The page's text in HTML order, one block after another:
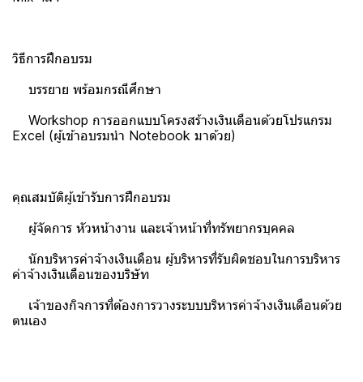
วิธีการฝึกอบรม
บรรยาย พร้อมกรณีศึกษา
Workshop การออกแบบโครงสร้างเงินเดือนด้วยโปรแกรม
Excel (ผู้เข้าอบรมนำ Notebook มาด้วย)
คุณสมบัติผู้เข้ารับการฝึกอบรม
ผู้จัดการ หัวหน้างาน และเจ้าหน้าที่ทรัพยากรบุคคล
นักบริหารค่าจ้างเงินเดือน ผู้บริหารที่รับผิดชอบในการบริหาร
ค่าจ้างเงินเดือนของบริษัท
เจ้าของกิจการที่ต้องการวางระบบบริหารค่าจ้างเงินเดือนด้วย
ตนเอง